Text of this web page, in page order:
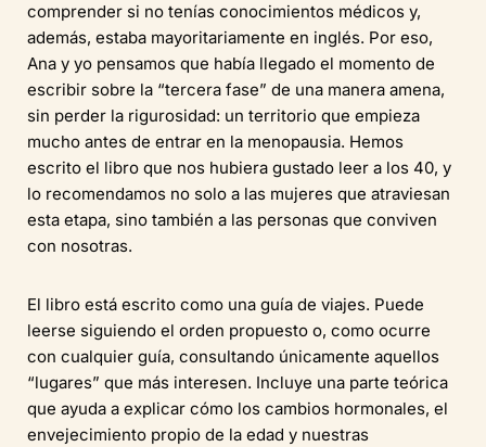
comprender si no tenías conocimientos médicos y,
además, estaba mayoritariamente en inglés. Por eso,
Ana y yo pensamos que había llegado el momento de
escribir sobre la “tercera fase” de una manera amena,
sin perder la rigurosidad: un territorio que empieza
mucho antes de entrar en la menopausia. Hemos
escrito el libro que nos hubiera gustado leer a los 40, y
lo recomendamos no solo a las mujeres que atraviesan
esta etapa, sino también a las personas que conviven
con nosotras.
El libro está escrito como una guía de viajes. Puede
leerse siguiendo el orden propuesto o, como ocurre
con cualquier guía, consultando únicamente aquellos
“lugares” que más interesen. Incluye una parte teórica
que ayuda a explicar cómo los cambios hormonales, el
envejecimiento propio de la edad y nuestras